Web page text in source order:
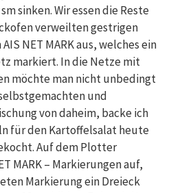
sinken. Wir essen die Reste
verweilten gestrigen
NET MARK aus, welches ein
markiert. In die Netze mit
möchte man nicht unbedingt
und
von daheim, backe ich
für den Kartoffelsalat heute
Auf dem Plotter
MARK – Markierungen auf,
Markierung ein Dreieck